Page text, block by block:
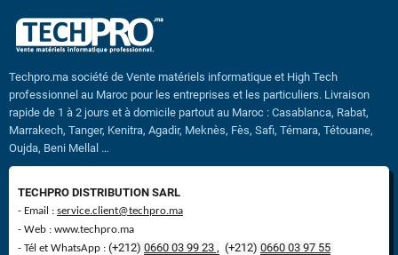
Techpro.ma société de Vente matériels informatique et High Tech
professionnel au Maroc pour les entreprises et les particuliers. Livraison
rapide de 1 à 2 jours et à domicile partout au Maroc : Casablanca, Rabat,
Marrakech, Tanger, Kenitra, Agadir, Meknès, Fès, Safi, Témara, Tétouane,
Oujda, Beni Mellal …
TECHPRO DISTRIBUTION SARL
- Email : service.client@techpro.ma
- Web : www.techpro.ma
- Tél et WhatsApp : (+212) 0660 03 99 23 , (+212) 0660 03 97 55